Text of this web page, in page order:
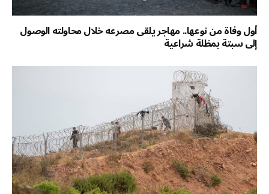
أول وفاة من نوعها.. مهاجر يلقى مصرعه خلال محاولته الوصول
إلى سبتة بمظلة شراعية